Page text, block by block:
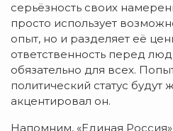
серьёзность своих
просто использует
опыт, но и разделяет её
ответственность перед
обязательно для всех.
политический статус будут
акцентировал он.
Напомним, «Единая